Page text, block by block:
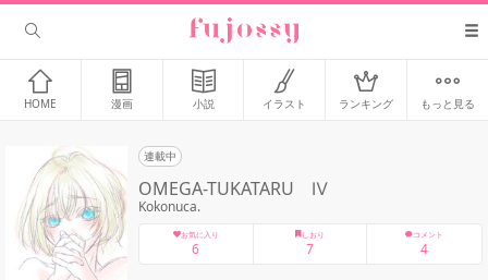
HOME 漫画 小説 イラスト ランキング もっと見る
連載中
OMEGA-TUKATARU Ⅳ
Kokonuca.
お気に入り
6
しおり
7
コメント
4